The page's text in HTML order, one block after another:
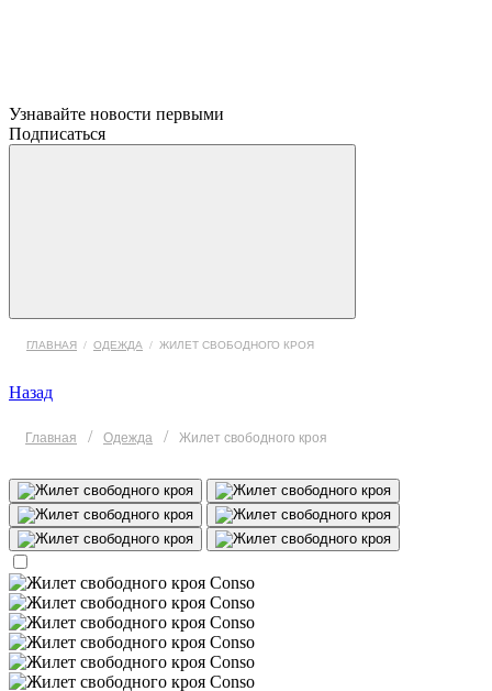
Узнавайте новости первыми
Подписаться
ГЛАВНАЯ / ОДЕЖДА / ЖИЛЕТ СВОБОДНОГО КРОЯ
Назад
Главная / Одежда / Жилет свободного кроя